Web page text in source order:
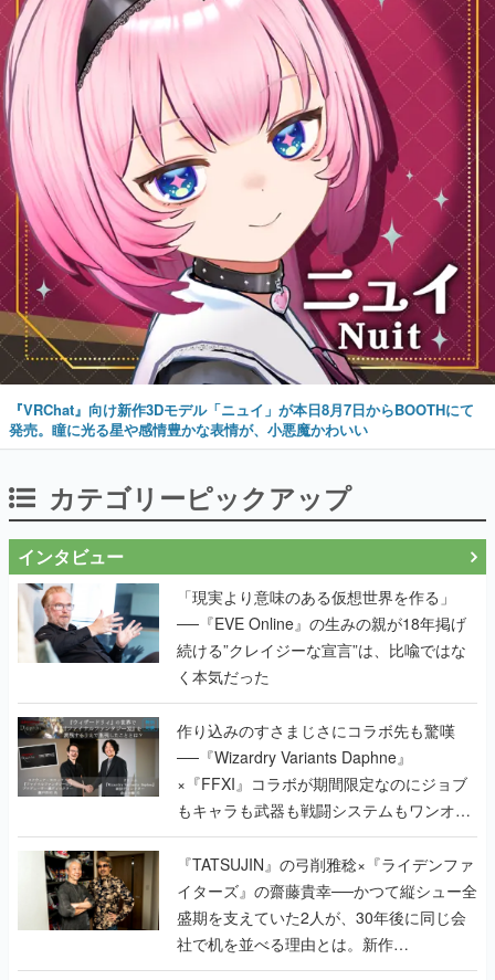
『VRChat』向け新作3Dモデル「ニュイ」が本日8月7日からBOOTHにて
発売。瞳に光る星や感情豊かな表情が、小悪魔かわいい
カテゴリーピックアップ
インタビュー
「現実より意味のある仮想世界を作る」
──『EVE Online』の生みの親が18年掲げ
続ける”クレイジーな宣言”は、比喩ではな
く本気だった
作り込みのすさまじさにコラボ先も驚嘆
──『Wizardry Variants Daphne』
×『FFXI』コラボが期間限定なのにジョブ
もキャラも武器も戦闘システムもワンオフ
で作り込まれた理由を両ディレクターに聞
く
『TATSUJIN』の弓削雅稔×『ライデンファ
イターズ』の齋藤貴幸──かつて縦シュー全
盛期を支えていた2人が、30年後に同じ会
社で机を並べる理由とは。新作
『TATSUJIN EXTREME』で初タッグを組